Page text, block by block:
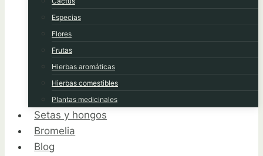
Especias
Flores
Frutas
Hierbas aromáticas
Hierbas comestibles
Plantas medicinales
Setas y hongos
Bromelia
Blog